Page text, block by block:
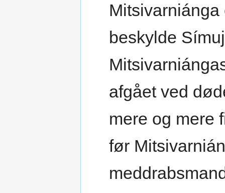
beskylde
afgået ved
mere og mere
før